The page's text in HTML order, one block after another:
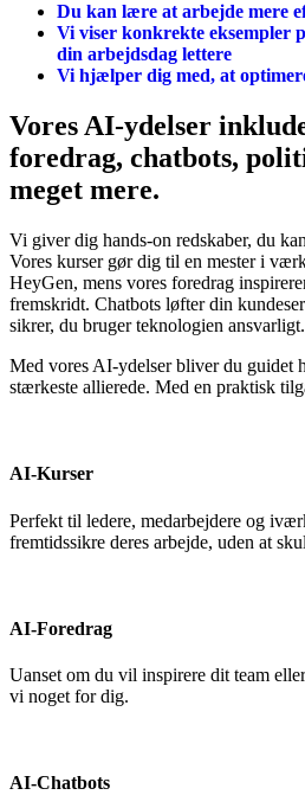
Du kan lære at arbejde mere
Vi viser konkrekte eksempler
din arbejdsdag lettere
Vi hjælper dig med, at
Vores AI-ydelser
foredrag, chatbots,
meget mere.
Vi giver dig hands-on redskaber, du
Vores kurser gør dig til en mester i
HeyGen, mens vores foredrag
fremskridt. Chatbots løfter din
sikrer, du bruger teknologien ansvarligt.
Med vores AI-ydelser bliver du guidet
stærkeste allierede. Med en praktisk
AI-Kurser
Perfekt til ledere, medarbejdere og
fremtidssikre deres arbejde, uden at
AI-Foredrag
Uanset om du vil inspirere dit team
vi noget for dig.
AI-Chatbots